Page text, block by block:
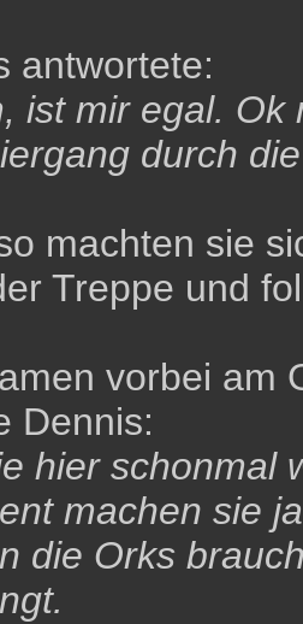
antwortete:
ist mir egal. Ok
durch
machten sie
Treppe und
vorbei am
Dennis:
hier schonmal
machen sie
die Orks